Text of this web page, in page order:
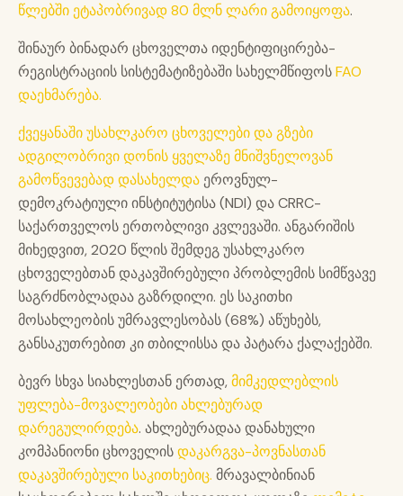
წლებში ეტაპობრივად 80 მლნ ლარი გამოიყოფა.
შინაურ ბინადარ ცხოველთა იდენტიფიცირება-
რეგისტრაციის სისტემატიზებაში სახელმწიფოსFAO
დაეხმარება.
ქვეყანაში უსახლკარო ცხოველები და გზები
ადგილობრივი დონის ყველაზე მნიშვნელოვან
გამოწვევებად დასახელდა ეროვნულ-
დემოკრატიული ინსტიტუტისა (NDI) და CRRC-
საქართველოს ერთობლივი კვლევაში. ანგარიშის
მიხედვით, 2020 წლის შემდეგ უსახლკარო
ცხოველებთან დაკავშირებული პრობლემის სიმწვავე
საგრძნობლადაა გაზრდილი. ეს საკითხი
მოსახლეობის უმრავლესობას (68%) აწუხებს,
განსაკუთრებით კი თბილისსა და პატარა ქალაქებში.
ბევრ სხვა სიახლესთან ერთად, მიმკედლებლის
უფლება-მოვალეობები ახლებურად
დარეგულირდება. ახლებურადაა დანახული
კომპანიონი ცხოველისდაკარგვა-პოვნასთან
დაკავშირებული საკითხებიც. მრავალბინიან